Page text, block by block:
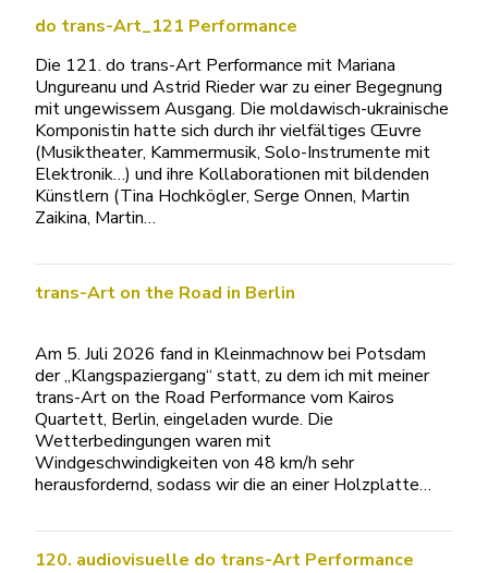
do trans-Art_121 Performance
Die 121. do trans-Art Performance mit Mariana
Ungureanu und Astrid Rieder war zu einer Begegnung
mit ungewissem Ausgang. Die moldawisch-ukrainische
Komponistin hatte sich durch ihr vielfältiges Œuvre
(Musiktheater, Kammermusik, Solo-Instrumente mit
Elektronik…) und ihre Kollaborationen mit bildenden
Künstlern (Tina Hochkögler, Serge Onnen, Martin
Zaikina, Martin…
trans-Art on the Road in Berlin
Am 5. Juli 2026 fand in Kleinmachnow bei Potsdam
der „Klangspaziergang“ statt, zu dem ich mit meiner
trans-Art on the Road Performance vom Kairos
Quartett, Berlin, eingeladen wurde. Die
Wetterbedingungen waren mit
Windgeschwindigkeiten von 48 km/h sehr
herausfordernd, sodass wir die an einer Holzplatte…
120. audiovisuelle do trans-Art Performance